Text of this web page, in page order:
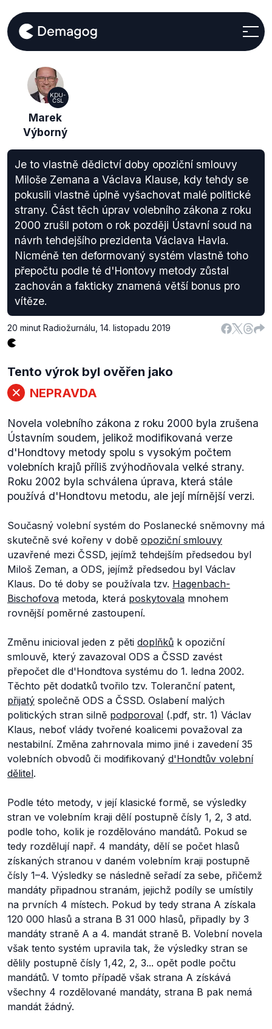
KDU-
ČSL
Marek
Výborný
Je to vlastně dědictví doby opoziční smlouvy
Miloše Zemana a Václava Klause, kdy tehdy se
pokusili vlastně úplně vyšachovat malé politické
strany. Část těch úprav volebního zákona z roku
2000 zrušil potom o rok později Ústavní soud na
návrh tehdejšího prezidenta Václava Havla.
Nicméně ten deformovaný systém vlastně toho
přepočtu podle té d'Hontovy metody zůstal
zachován a fakticky znamená větší bonus pro
vítěze.
20 minut Radiožurnálu 14. listopadu 2019
Tento výrok byl ověřen jako
NEPRAVDA
Novela volebního zákona z roku 2000 byla zrušena
Ústavním soudem, jelikož modifikovaná verze
d'Hondtovy metody spolu s vysokým počtem
volebních krajů příliš zvýhodňovala velké strany.
Roku 2002 byla schválena úprava, která stále
používá d'Hondtovu metodu, ale její mírnější verzi.
Současný volební systém do Poslanecké sněmovny má
skutečně své kořeny v době opoziční smlouvy
uzavřené mezi ČSSD, jejímž tehdejším předsedou byl
Miloš Zeman, a ODS, jejímž předsedou byl Václav
Klaus. Do té doby se používala tzv. Hagenbach-
Bischofova metoda, která poskytovala mnohem
rovnější poměrné zastoupení.
Změnu inicioval jeden z pěti doplňků k opoziční
smlouvě, který zavazoval ODS a ČSSD zavést
přepočet dle d'Hondtova systému do 1. ledna 2002.
Těchto pět dodatků tvořilo tzv. Toleranční patent,
přijatý společně ODS a ČSSD. Oslabení malých
politických stran silně podporoval (.pdf, str. 1) Václav
Klaus, neboť vlády tvořené koalicemi považoval za
nestabilní. Změna zahrnovala mimo jiné i zavedení 35
volebních obvodů či modifikovaný d'Hondtův volební
dělitel.
Podle této metody, v její klasické formě, se výsledky
stran ve volebním kraji dělí postupně čísly 1, 2, 3 atd.
podle toho, kolik je rozdělováno mandátů. Pokud se
tedy rozdělují např. 4 mandáty, dělí se počet hlasů
získaných stranou v daném volebním kraji postupně
čísly 1–4. Výsledky se následně seřadí za sebe, přičemž
mandáty připadnou stranám, jejichž podíly se umístily
na prvních 4 místech. Pokud by tedy strana A získala
120 000 hlasů a strana B 31 000 hlasů, připadly by 3
mandáty straně A a 4. mandát straně B. Volební novela
však tento systém upravila tak, že výsledky stran se
dělily postupně čísly 1,42, 2, 3... opět podle počtu
mandátů. V tomto případě však strana A získává
všechny 4 rozdělované mandáty, strana B pak nemá
mandát žádný.